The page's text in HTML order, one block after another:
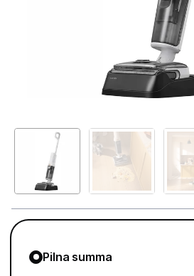
Telefoni, planšetdatori
Sadzīves tehnika
Iebūvējamā tehnika
Mazā tehnika
Roboti putekļu sūcēji
Pilna summa